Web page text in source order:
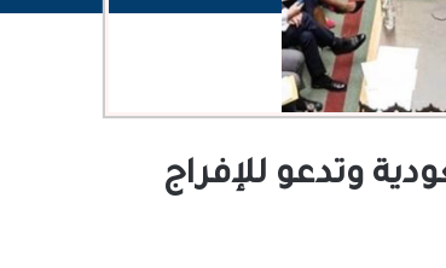
وتدعو للإفراج